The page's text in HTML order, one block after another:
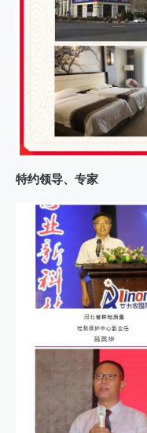
特约领导、专家